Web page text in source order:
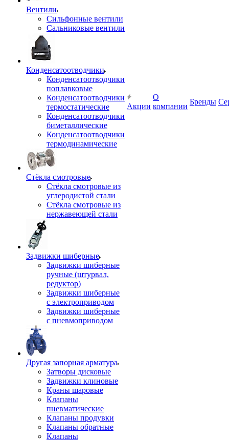
Вентили
Сильфонные вентили
Сальниковые вентили
Конденсатоотводчики
Конденсатоотводчики
поплавковые
Конденсатоотводчики
термостатические
Конденсатоотводчики
биметаллические
Конденсатоотводчики
термодинамические
Стёкла смотровые
Стёкла смотровые из
углеродистой стали
Стёкла смотровые из
нержавеющей стали
Задвижки шиберные
Задвижки шиберные
ручные (штурвал,
редуктор)
Задвижки шиберные
с электроприводом
Задвижки шиберные
с пневмоприводом
Другая запорная арматура
Затворы дисковые
Задвижки клиновые
Краны шаровые
Клапаны
пневматические
Клапаны продувки
Клапаны обратные
Клапаны
Акции
О
компании
Бренды